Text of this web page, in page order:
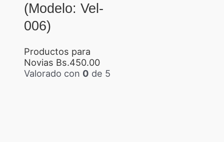
(Modelo: Vel-
006)
Productos para
Novias Bs.450.00
Valorado con 0 de 5